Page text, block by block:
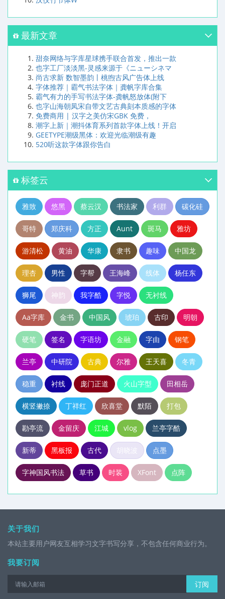
最新文章
甜奈网络与字库星球携手联合首发，推出一款
也字工厂淡淡黑-灵感来源于《ニューシネマ
尚古求新 数智墨韵丨桃煦古风广告体上线
字体推荐｜霸气书法字体｜龚帆字库合集
霸气有力的手写书法字体-龚帆怒放体(附下
也字山海朝凤宋自带文艺古典刻本质感的字体
免费商用 | 汉字之美仿宋GBK 免费，
潮字上新｜潮抖体育系列首款字体上线！开启
GEETYPE潮级黑体：欢迎光临潮级有趣
520听这款字体跟你告白
标签云
雅致 悠黑 蔡云汉 书法家 利群 碳化硅
哥特 郑庆科 方正 Aunt 斑马 雅坊
游清松 黄油 华康 隶书 趣味 中国龙
理杏 男性 字帮 王海峰 线体 杨任东
狮尾 神韵 我字酷 字悦 无衬线
Aa字库 金书 中国风 琥珀 古印 明朝
硬笔 签名 字语坊 金融 字由 钢笔
兰亭 中研院 古典 尔雅 王天喜 冬青
稳重 衬线 庞门正道 火山字型 田相岳
横竖撇捺 丁祥红 欣喜堂 默陌 打包
勘亭流 金留庆 江城 vlog 兰亭字酷
新蒂 黑板报 古代 胡晓波 点墨
字神国风书法 草书 时装 XFont 点阵
关于我们
本站主要用户网友互相学习文字书写分享，不包含任何商业行为。
我要订阅
订阅